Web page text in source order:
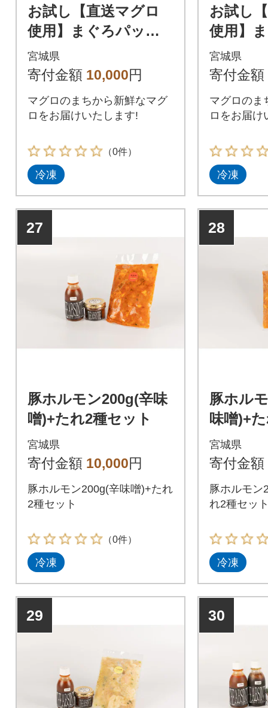
お試し【直送マグロ
使用】まぐろパッ
ク 特製漬けタレ付
き 120g×1パック
宮城県
寄付金額 10,000円
マグロのまちから新鮮なマグ
ロをお届けいたします!
（0件）
冷凍
お試し
使用】
ク 特製
き
宮城県
寄付金額
マグロのま
ロをお届け
冷凍
27
豚ホルモン200g(辛味
噌)+たれ2種セット
宮城県
寄付金額 10,000円
豚ホルモン200g(辛味噌)+たれ
2種セット
（0件）
冷凍
28
豚ホル
味噌)+
宮城県
寄付金額
豚ホルモン
れ2種セッ
冷凍
29 30